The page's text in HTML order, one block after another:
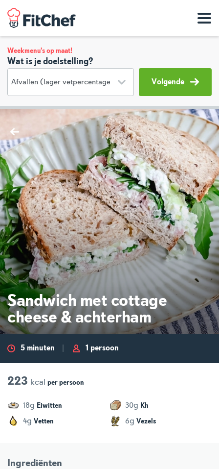
Weekmenu's op maat!
Wat is je doelstelling?
Volgende
Sandwich met cottage
cheese & achterham
5 minuten 1 persoon
223 kcal per persoon
18g Eiwitten 30g Kh
4g Vetten 6g Vezels
Ingrediënten